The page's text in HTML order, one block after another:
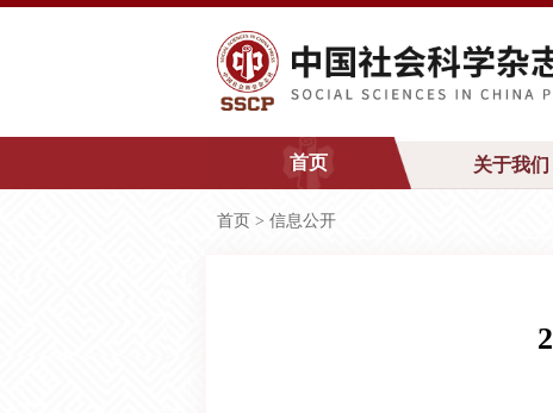
首页 关于我们
首页 > 信息公开